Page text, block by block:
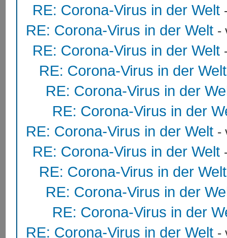
RE: Corona-Virus in der Welt
RE: Corona-Virus in der Welt -
RE: Corona-Virus in der Welt
RE: Corona-Virus in der Welt
RE: Corona-Virus in der
RE: Corona-Virus in der
RE: Corona-Virus in der Welt -
RE: Corona-Virus in der Welt
RE: Corona-Virus in der Welt
RE: Corona-Virus in der
RE: Corona-Virus in der
RE: Corona-Virus in der Welt -